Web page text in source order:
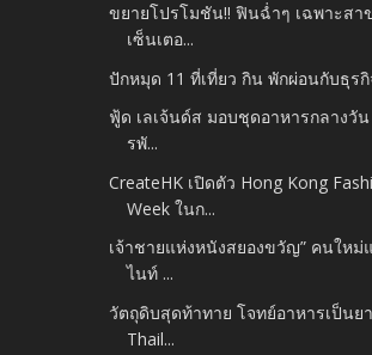
ขยายโปรโมชัน!! ฟินฉ่ำๆ เฉพาะสา
เซ็นเตอ...
ปักหมุด 11 ที่เที่ยว กิน พักผ่อนกับธุรกิ
ฟู้ด เลเจ้นด์ส มอบชุดอาหารกลางวั
รพั...
CreateHK เปิดตัว Hong Kong
Week ในก...
เจ้าชายแห่งหนังสยองขวัญ” คนใหม่
ไนท์ ...
วัตถุดิบสุดท้าทาย โจทย์อาหารเป็นย
Thail...